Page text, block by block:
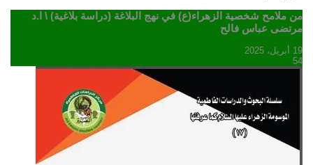
من ملامح شخصية الزهراء(ع) في نهج البلاغة (دراسة بلاغية) \ ا.د
مرتضى عباس فالح
19 أبريل، 2025
54